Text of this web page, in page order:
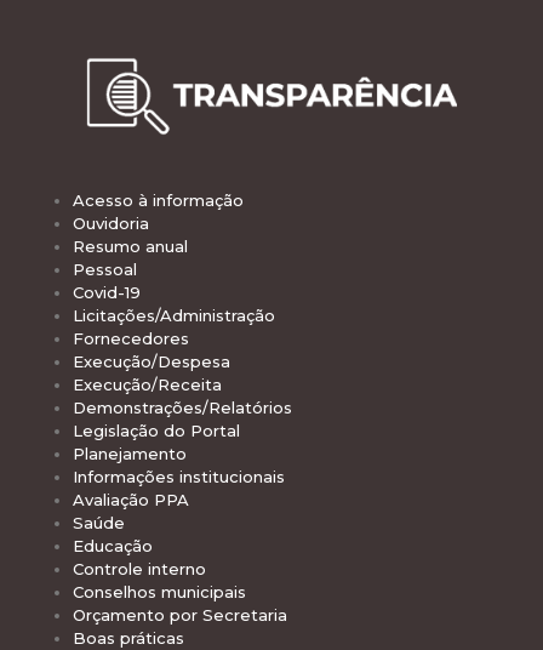
Acesso à informação
Ouvidoria
Resumo anual
Pessoal
Covid-19
Licitações/Administração
Fornecedores
Execução/Despesa
Execução/Receita
Demonstrações/Relatórios
Legislação do Portal
Planejamento
Informações institucionais
Avaliação PPA
Saúde
Educação
Controle interno
Conselhos municipais
Orçamento por Secretaria
Boas práticas